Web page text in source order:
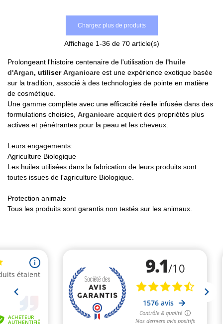
Chargez plus de produits
Affichage 1-36 de 70 article(s)
Prolongeant l'histoire centenaire de l'utilisation de l'huile
d'Argan, utiliserArganicare est une expérience exotique basée
sur la tradition, associé à des technologies de pointe en matière
de cosmétique.
Une gamme complète avec une efficacité réelle infusée dans des
formulations choisies, Arganicare acquiert des propriétés plus
actives et pénétrantes pour la peau et les cheveux.
Leurs engagements:
Agriculture Biologique
Les huiles utilisées dans la fabrication de leurs produits sont
toutes issues de l'agriculture Biologique.
Protection animale
Tous les produits sont garantis non testés sur les animaux.